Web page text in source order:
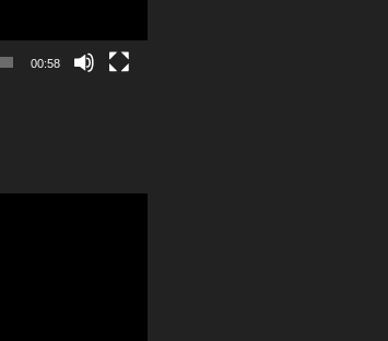
00:58